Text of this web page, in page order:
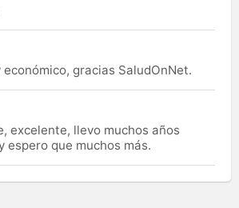
económico, gracias SaludOnNet.
excelente, llevo muchos años
espero que muchos más.